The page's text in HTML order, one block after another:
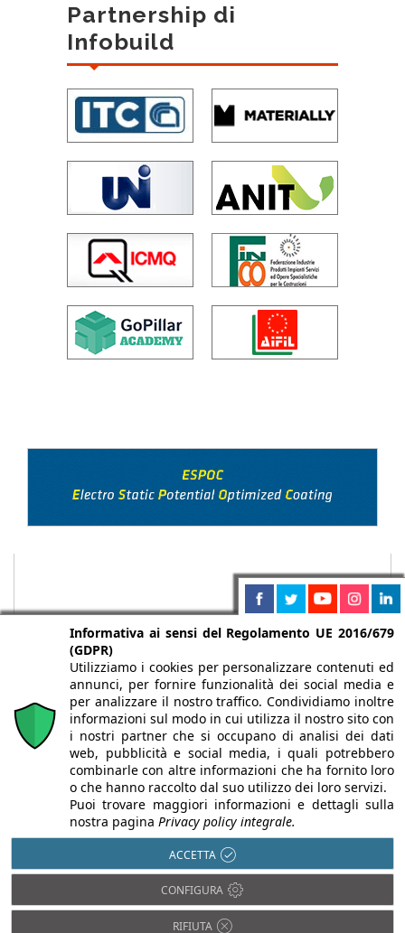
Partnership di
Infobuild
Chi siamo Autori Per la tua pubblicità
Iscriviti alla
newsletter
Infobuild è testata registrata presso il Tribunale di Milano al n° 63
dell’8/3/2013 - ISSN 2282-2267
© 2000-2026 Infoweb srl - P.IVA 13155920153 - Tutti i diritti
Informativa ai sensi del Regolamento UE 2016/679
(GDPR)
Utilizziamo i cookies per personalizzare contenuti ed
annunci, per fornire funzionalità dei social media e
per analizzare il nostro traffico. Condividiamo inoltre
informazioni sul modo in cui utilizza il nostro sito con
i nostri partner che si occupano di analisi dei dati
web, pubblicità e social media, i quali potrebbero
combinarle con altre informazioni che ha fornito loro
o che hanno raccolto dal suo utilizzo dei loro servizi.
Puoi trovare maggiori informazioni e dettagli sulla
nostra pagina Privacy policy integrale.
ACCETTA
CONFIGURA
RIFIUTA